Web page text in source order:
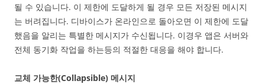
될 수 있습니다. 이 제한에 도달하게 될 경우 모든 저장된 메시지
는 버려집니다. 디바이스가 온라인으로 돌아오면 이 제한에 도달
했음을 알리는 특별한 메시지가 수신됩니다. 이경우 앱은 서버와
전체 동기화 작업을 하는등의 적절한 대응을 해야 합니다.
교체 가능한(Collapsible) 메시지